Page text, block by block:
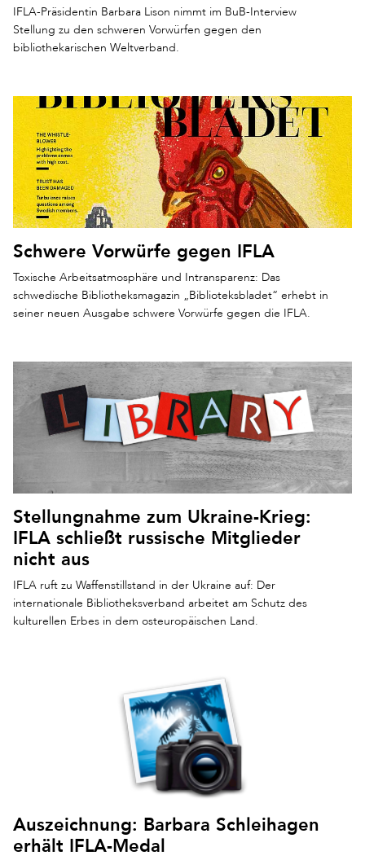
IFLA-Präsidentin Barbara Lison nimmt im BuB-Interview
Stellung zu den schweren Vorwürfen gegen den
bibliothekarischen Weltverband.
Schwere Vorwürfe gegen IFLA
Toxische Arbeitsatmosphäre und Intransparenz: Das
schwedische Bibliotheksmagazin „Biblioteksbladet“ erhebt in
seiner neuen Ausgabe schwere Vorwürfe gegen die IFLA.
Stellungnahme zum Ukraine-Krieg:
IFLA schließt russische Mitglieder
nicht aus
IFLA ruft zu Waffenstillstand in der Ukraine auf: Der
internationale Bibliotheksverband arbeitet am Schutz des
kulturellen Erbes in dem osteuropäischen Land.
Auszeichnung: Barbara Schleihagen
erhält IFLA-Medal